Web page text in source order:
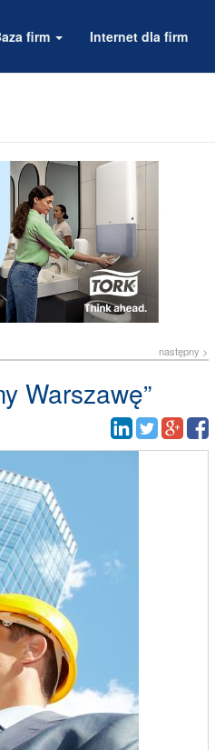
firm Internet dla firm
następny >
Warszawę”